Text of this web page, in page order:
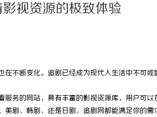
视资源的极致体验
在不断变化。追剧已经成为现代人生活中不可
服务的网站，具有丰富的影视资源库，用户可
剧、韩剧，还是日剧，追剧网都能满足你的需